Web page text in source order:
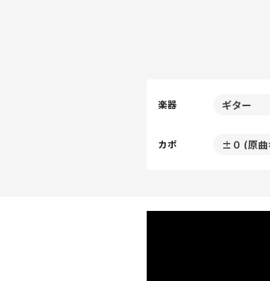
楽器
カポ